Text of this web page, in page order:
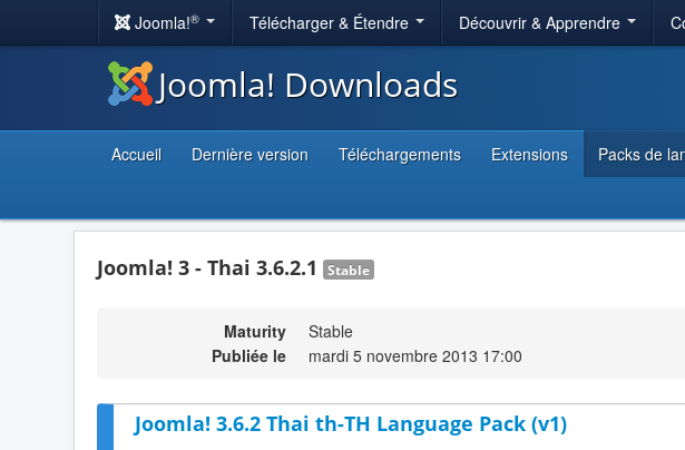
Joomla!® Télécharger & Étendre Découvrir & Apprendre
Joomla! Downloads
Accueil Dernière version Téléchargements Extensions Packs de
Joomla! 3 - Thai 3.6.2.1 Stable
Maturity
Stable
Publiée le
mardi 5 novembre 2013 17:00
Joomla! 3.6.2 Thai th-TH Language Pack (v1)